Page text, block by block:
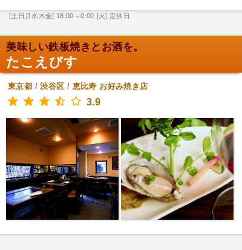
[土日月水木金] 18:00～0:00 [火] 定休日
美味しい鉄板焼きとお酒を。
たこえびす
東京都 /渋谷区 / 恵比寿 お好み焼き店
3.9